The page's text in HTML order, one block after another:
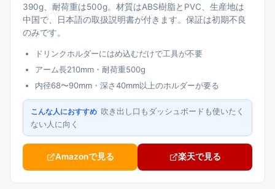
390g、耐荷重は500g。材質はABS樹脂とPVC、生産地は
中国で、日本語の取扱説明書が付きます。保証は初期不良
のみです。
ドリンクホルダーにはめ込むだけで工具が不要
アーム長210mm・耐荷重500g
内径68〜90mm・深さ40mm以上のホルダーが要る
こんな人におすすめ 吹き出し口もダッシュボードも使いたく
ない人に向く
Amazonで見る 楽天で見る